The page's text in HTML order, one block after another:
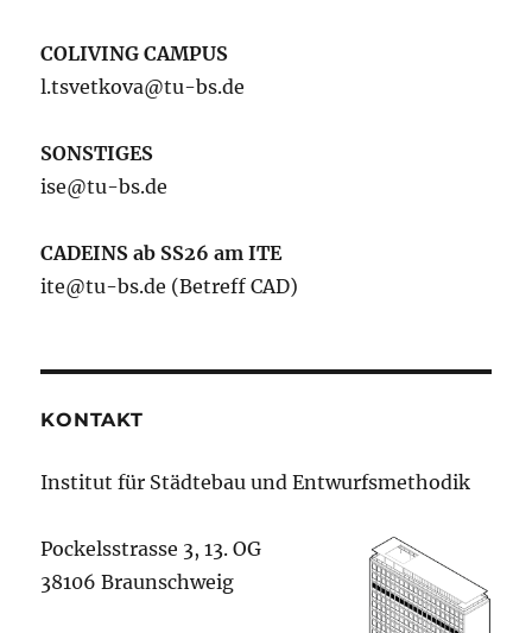
COLIVING CAMPUS
l.tsvetkova@tu-bs.de
SONSTIGES
ise@tu-bs.de
CADEINS ab SS26 am ITE
ite@tu-bs.de (Betreff CAD)
KONTAKT
Institut für Städtebau und Entwurfsmethodik
Pockelsstrasse 3, 13. OG
38106 Braunschweig